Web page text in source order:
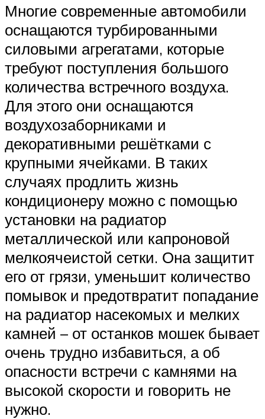
Многие современные автомобили
оснащаются турбированными
силовыми агрегатами, которые
требуют поступления большого
количества встречного воздуха.
Для этого они оснащаются
воздухозаборниками и
декоративными решётками с
крупными ячейками. В таких
случаях продлить жизнь
кондиционеру можно с помощью
установки на радиатор
металлической или капроновой
мелкоячеистой сетки. Она защитит
его от грязи, уменьшит количество
помывок и предотвратит попадание
на радиатор насекомых и мелких
камней – от останков мошек бывает
очень трудно избавиться, а об
опасности встречи с камнями на
высокой скорости и говорить не
нужно.